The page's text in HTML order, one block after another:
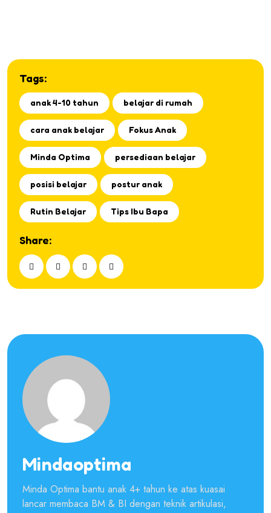
Tags:
anak 4-10 tahun belajar di rumah
cara anak belajar Fokus Anak
Minda Optima persediaan belajar
posisi belajar postur anak
Rutin Belajar Tips Ibu Bapa
Share:
Mindaoptima
Minda Optima bantu anak 4+ tahun ke atas kuasai
lancar membaca BM & BI dengan teknik artikulasi,